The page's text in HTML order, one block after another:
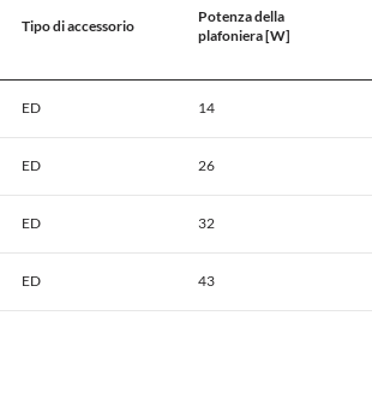
Tipo di accessorio
Potenza della
plafoniera [W]
ED 14
ED 26
ED 32
ED 43